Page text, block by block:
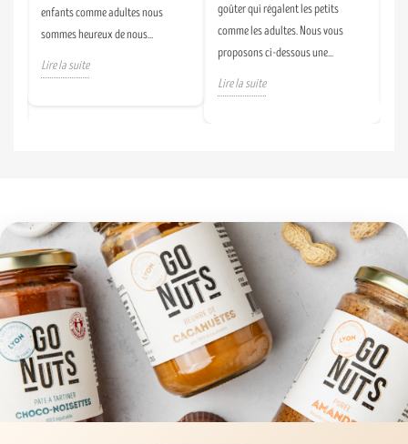
enfants comme adultes nous
sommes heureux de nous...
Lire la suite
goûter qui régalent les petits
comme les adultes. Nous vous
proposons ci-dessous une...
Lire la suite